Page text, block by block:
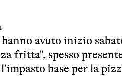
avuto inizio
fritta”, spesso
base per la